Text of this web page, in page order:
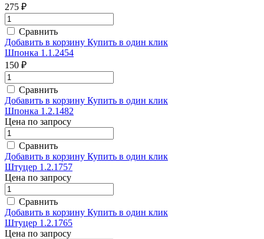
275 ₽
Сравнить
Добавить в корзину Купить в один клик
Шпонка 1.1.2454
150 ₽
Сравнить
Добавить в корзину Купить в один клик
Шпонка 1.2.1482
Цена по запросу
Сравнить
Добавить в корзину Купить в один клик
Штуцер 1.2.1757
Цена по запросу
Сравнить
Добавить в корзину Купить в один клик
Штуцер 1.2.1765
Цена по запросу